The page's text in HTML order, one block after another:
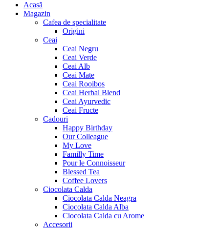
Acasă
Magazin
Cafea de specialitate
Origini
Ceai
Ceai Negru
Ceai Verde
Ceai Alb
Ceai Mate
Ceai Rooibos
Ceai Herbal Blend
Ceai Ayurvedic
Ceai Fructe
Cadouri
Happy Birthday
Our Colleague
My Love
Familly Time
Pour le Connoisseur
Blessed Tea
Coffee Lovers
Ciocolata Calda
Ciocolata Calda Neagra
Ciocolata Calda Alba
Ciocolata Calda cu Arome
Accesorii